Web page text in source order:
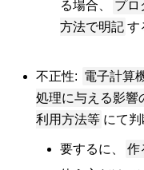
る場合、
プロ
方法で明記 す
不正性: 電子計算
処理に与える影響
利用方法等 にて
要するに、 作